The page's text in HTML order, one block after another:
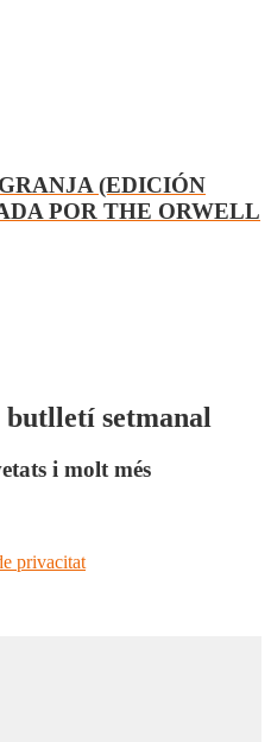
(EDICIÓN
POR THE ORWELL
setmanal
i molt més
privacitat